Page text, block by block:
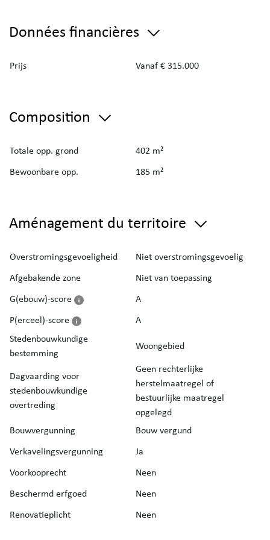
Bouwtechnisch: Houten ramen met HR-beglazing
zonnepanelen, conforme elektriciteit,
Kortom een instapklare gezinswoning op een ruim
Zeker een bezoekje waard!
Données financières
Prijs Vanaf € 315.000
Composition
Totale opp. grond
402 m²
Bewoonbare opp.
185 m²
Aménagement du territoire
Overstromingsgevoeligheid
Niet overstromingsgevoelig
Afgebakende zone
Niet van toepassing
G(ebouw)-score
A
P(erceel)-score
A
Stedenbouwkundige
bestemming
Woongebied
Dagvaarding voor
stedenbouwkundige
overtreding
Geen rechterlijke
herstelmaatregel of
bestuurlijke maatregel
opgelegd
Bouwvergunning
Bouw vergund
Verkavelingsvergunning
Ja
Voorkooprecht
Neen
Beschermd erfgoed
Neen
Renovatieplicht
Neen